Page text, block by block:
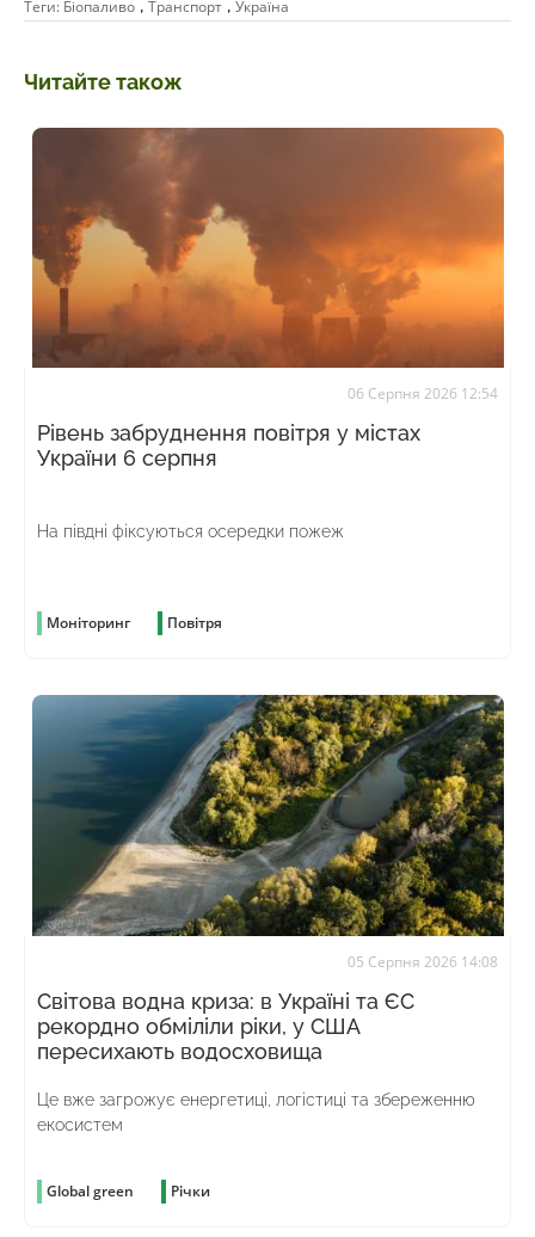
Теги: Біопаливо , Транспорт , Україна
Читайте також
06 Серпня 2026 12:54
Рівень забруднення повітря у містах
України 6 серпня
На півдні фіксуються осередки пожеж
Моніторинг Повітря
05 Серпня 2026 14:08
Світова водна криза: в Україні та ЄС
рекордно обміліли ріки, у США
пересихають водосховища
Це вже загрожує енергетиці, логістиці та збереженню
екосистем
Global green Річки